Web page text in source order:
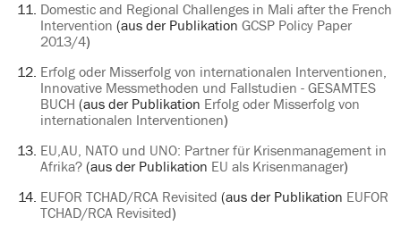
Domestic and Regional Challenges in Mali after the French
Intervention (aus der Publikation GCSP Policy Paper
2013/4)
Erfolg oder Misserfolg von internationalen Interventionen,
Innovative Messmethoden und Fallstudien - GESAMTES
BUCH (aus der Publikation Erfolg oder Misserfolg von
internationalen Interventionen)
EU,AU, NATO und UNO: Partner für Krisenmanagement in
Afrika?(aus der Publikation EU als Krisenmanager)
EUFOR TCHAD/RCA Revisited (aus der Publikation EUFOR
TCHAD/RCA Revisited)